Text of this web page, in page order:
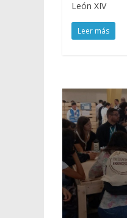
León XIV
Leer más